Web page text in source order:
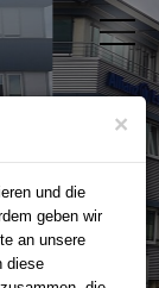
×
und die
geben wir
an unsere
diese